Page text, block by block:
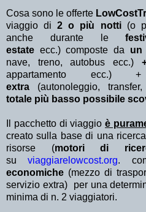
Cosa sono le offerte
viaggio di2 o più notti (o
anche durante le
estate ecc.) composte da un
nave, treno, autobus ecc.)
appartamento ecc.)
extra (autonoleggio,
totale più basso possibile
Il pacchetto di viaggio è
creato sulla base di una
risorse (motori di
suviaggiarelowcost.org.
economiche (mezzo di
servizio extra)
per una
minima di n. 2 viaggiatori.